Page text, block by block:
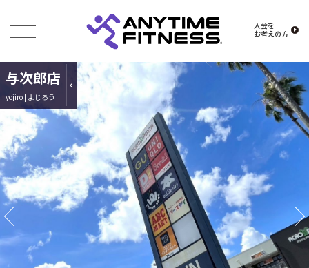
入会を
お考えの方
与次郎店
yojiro | よじろう